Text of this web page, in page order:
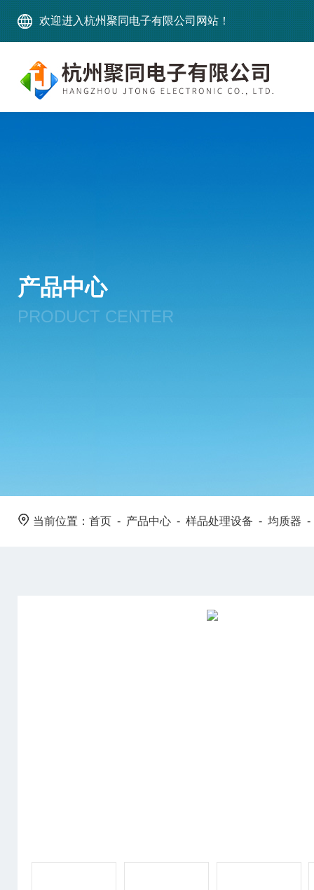
欢迎进入杭州聚同电子有限公司网站！
产品中心
PRODUCT CENTER
当前位置： 首页 - 产品中心 - 样品处理设备 - 均质器